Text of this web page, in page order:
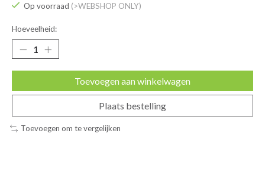
Op voorraad (>WEBSHOP ONLY)
Hoeveelheid:
Toevoegen aan winkelwagen
Plaats bestelling
Toevoegen om te vergelijken